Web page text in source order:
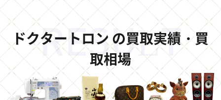
RESULT
ドクタートロン の買取実績・買
取相場